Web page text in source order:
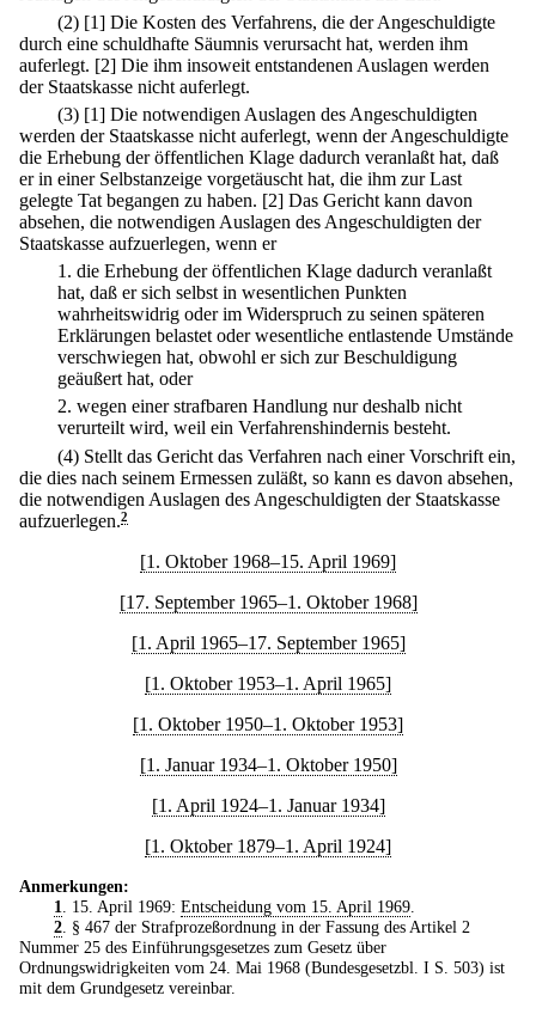
(2) [1] Die Kosten des Verfahrens, die der Angeschuldigte
durch eine schuldhafte Säumnis verursacht hat, werden ihm
auferlegt. [2] Die ihm insoweit entstandenen Auslagen werden
der Staatskasse nicht auferlegt.
(3) [1] Die notwendigen Auslagen des Angeschuldigten
werden der Staatskasse nicht auferlegt, wenn der Angeschuldigte
die Erhebung der öffentlichen Klage dadurch veranlaßt hat, daß
er in einer Selbstanzeige vorgetäuscht hat, die ihm zur Last
gelegte Tat begangen zu haben. [2] Das Gericht kann davon
absehen, die notwendigen Auslagen des Angeschuldigten der
Staatskasse aufzuerlegen, wenn er
1. die Erhebung der öffentlichen Klage dadurch veranlaßt
hat, daß er sich selbst in wesentlichen Punkten
wahrheitswidrig oder im Widerspruch zu seinen späteren
Erklärungen belastet oder wesentliche entlastende Umstände
verschwiegen hat, obwohl er sich zur Beschuldigung
geäußert hat, oder
2. wegen einer strafbaren Handlung nur deshalb nicht
verurteilt wird, weil ein Verfahrenshindernis besteht.
(4) Stellt das Gericht das Verfahren nach einer Vorschrift ein,
die dies nach seinem Ermessen zuläßt, so kann es davon absehen,
die notwendigen Auslagen des Angeschuldigten der Staatskasse
aufzuerlegen.2
[1. Oktober 1968–15. April 1969]
[17. September 1965–1. Oktober 1968]
[1. April 1965–17. September 1965]
[1. Oktober 1953–1. April 1965]
[1. Oktober 1950–1. Oktober 1953]
[1. Januar 1934–1. Oktober 1950]
[1. April 1924–1. Januar 1934]
[1. Oktober 1879–1. April 1924]
Anmerkungen:
1
. 15. April 1969: Entscheidung vom 15. April 1969.
2. § 467 der Strafprozeßordnung in der Fassung des Artikel 2
Nummer 25 des Einführungsgesetzes zum Gesetz über
Ordnungswidrigkeiten vom 24. Mai 1968 (Bundesgesetzbl. I S. 503) ist
mit dem Grundgesetz vereinbar.